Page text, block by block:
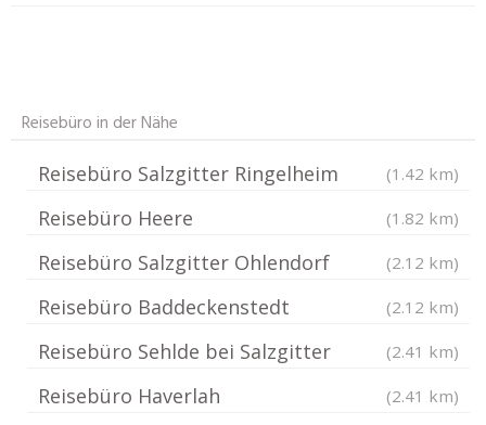
Reisebüro in der Nähe
Reisebüro Salzgitter Ringelheim (1.42 km)
Reisebüro Heere (1.82 km)
Reisebüro Salzgitter Ohlendorf (2.12 km)
Reisebüro Baddeckenstedt (2.12 km)
Reisebüro Sehlde bei Salzgitter (2.41 km)
Reisebüro Haverlah (2.41 km)